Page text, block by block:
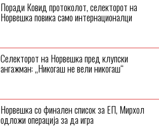
Поради Ковид протоколот, селекторот на
Норвешка повика само интернационалци
Селекторот на Норвешка пред клупски
ангажман: „Никогаш не вели никогаш“
Норвешка со финален список за ЕП, Мирхол
одложи операција за да игра